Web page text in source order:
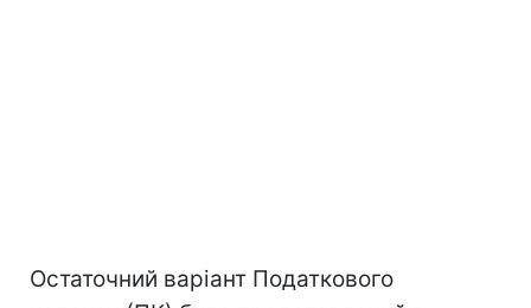
Остаточний варіант Податкового